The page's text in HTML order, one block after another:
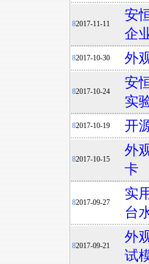
82017-11-11
安
企
82017-10-30 外
82017-10-24
安
实
82017-10-19 开
82017-10-15
外
卡
82017-09-27
实
台
82017-09-21
外
试